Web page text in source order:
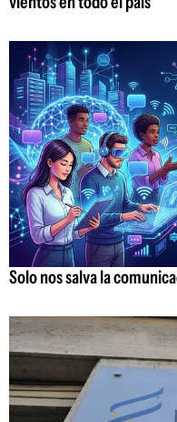
Solo nos salva la